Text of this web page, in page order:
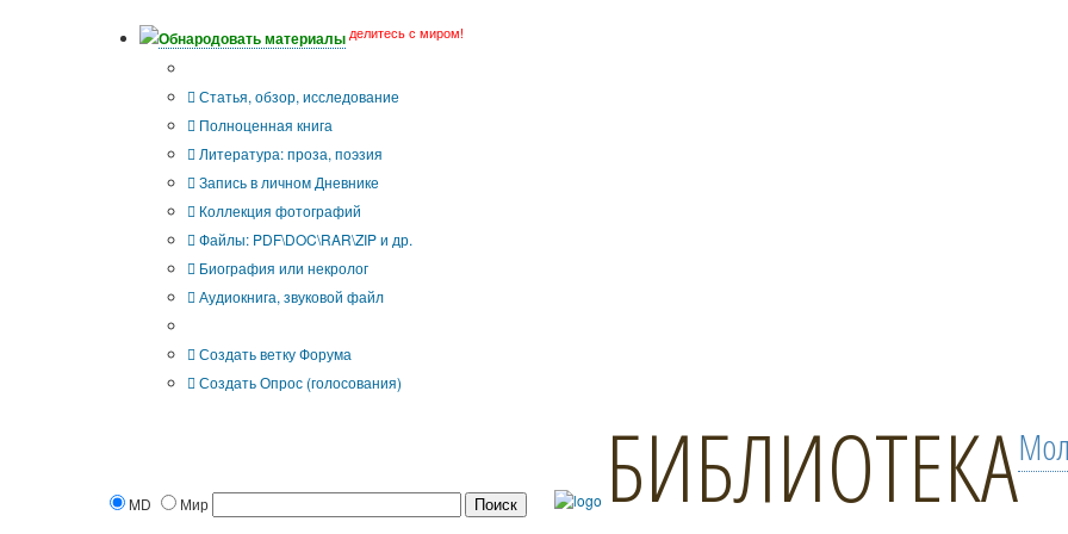
Обнародовать материалы делитесь с миром!
Статья, обзор, исследование
Полноценная книга
Литература: проза, поэзия
Запись в личном Дневнике
Коллекция фотографий
Файлы: PDF\DOC\RAR\ZIP и др.
Биография или некролог
Аудиокнига, звуковой файл
Создать ветку Форума
Создать Опрос (голосования)
MD Мир БИБЛИОТЕКА